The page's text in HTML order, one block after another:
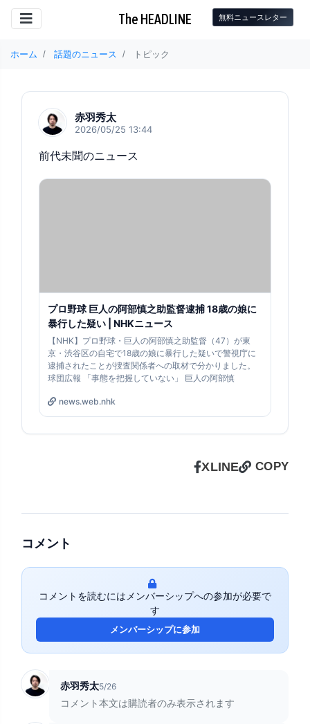
The HEADLINE 無料ニュースレター
ホーム 話題のニュース トピック
赤羽秀太
2026/05/25 13:44
前代未聞のニュース
プロ野球 巨人の阿部慎之助監督逮捕 18歳の娘に
暴行した疑い | NHKニュース
【NHK】プロ野球・巨人の阿部慎之助監督（47）が東
京・渋谷区の自宅で18歳の娘に暴行した疑いで警視庁に
逮捕されたことが捜査関係者への取材で分かりました。
球団広報 「事態を把握していない」 巨人の阿部慎
news.web.nhk
XLINE COPY
コメント
コメントを読むにはメンバーシップへの参加が必要で
す
メンバーシップに参加
赤羽秀太5/26
コメント本文は購読者のみ表示されます